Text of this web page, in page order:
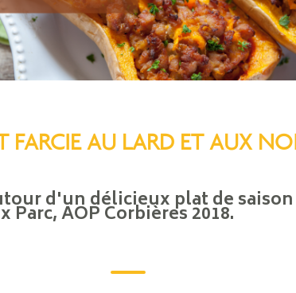
FARCIE AU LARD ET AUX
d'un délicieux plat de
AOP Corbières 2018.